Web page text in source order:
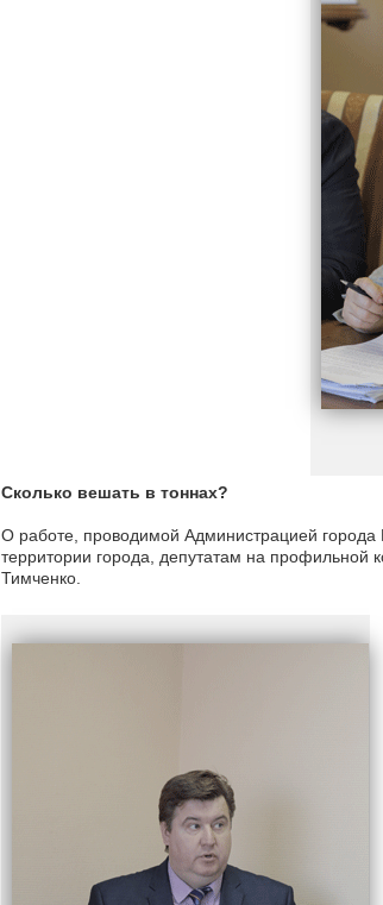
Сколько вешать в тоннах?
О работе, проводимой Администрацией города
территории города, депутатам на профильной
Тимченко.